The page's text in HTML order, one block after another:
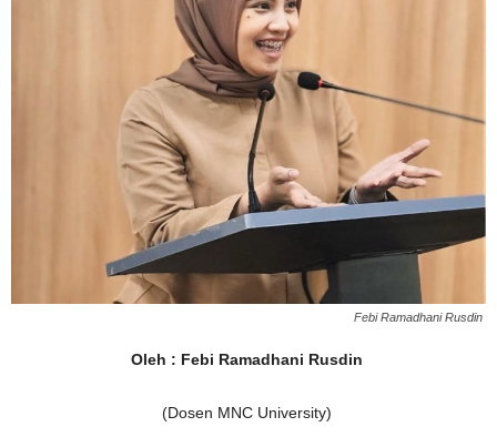
Febi Ramadhani Rusdin
Oleh : Febi Ramadhani Rusdin
(Dosen MNC University)